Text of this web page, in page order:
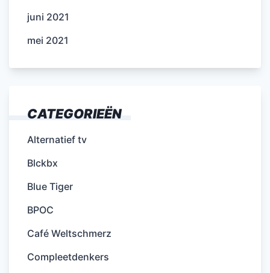
juni 2021
mei 2021
CATEGORIEËN
Alternatief tv
Blckbx
Blue Tiger
BPOC
Café Weltschmerz
Compleetdenkers